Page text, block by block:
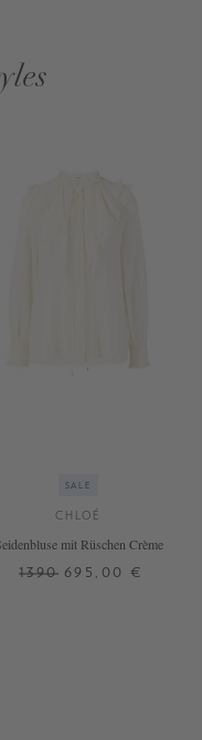
SALE
CHLOÉ
mit Rüschen Crème
1390 695,00 €